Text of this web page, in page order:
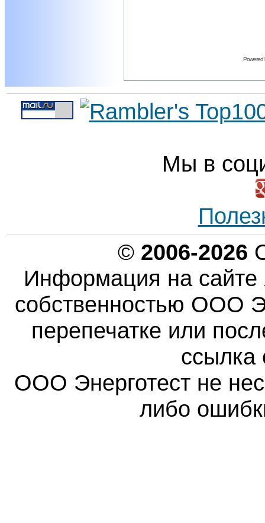
Powered
Мы в
© 2006-2026
Информация на сайте
собственностью ООО
перепечатке или
ссылка
ООО Энерготест не
либо